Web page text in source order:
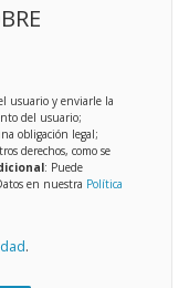
usuario y enviarle la
del usuario;
obligación legal;
derechos, como se
: Puede
en nuestra Política
.